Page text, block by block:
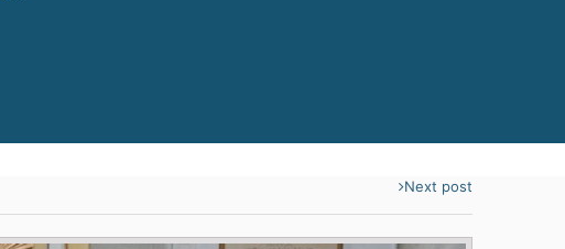
Next post